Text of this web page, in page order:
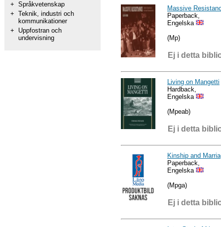
+ Språkvetenskap
+ Teknik, industri och
kommunikationer
+
Uppfostran och
undervisning
Massive
Paperback,
Engelska
(Mp)
Ej i detta
Living on Mangetti
Hardback,
Engelska
(Mpeab)
Ej i detta
Kinship and
Paperback,
Engelska
(Mpga)
Ej i detta